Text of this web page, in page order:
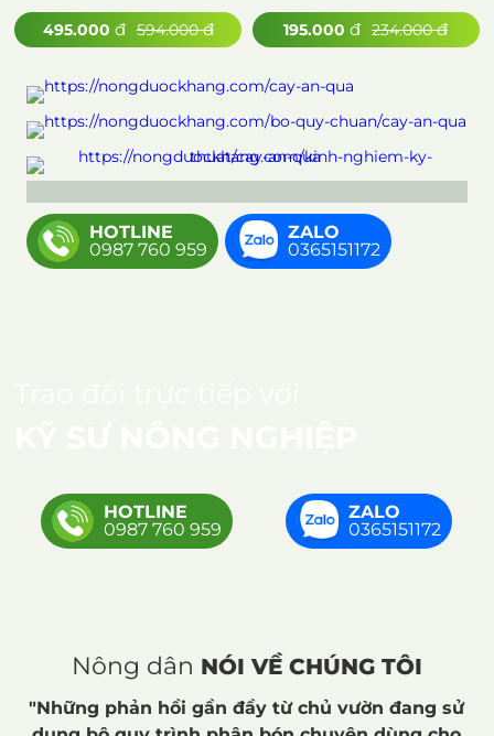
495.000 đ 594.000đ 195.000 đ 234.000đ
HOTLINE
0987 760 959
ZALO
0365151172
HOTLINE
0987 760 959
ZALO
0365151172
Nông dân NÓI VỀ CHÚNG TÔI
"Những phản hồi gần đầy từ chủ vườn đang sử